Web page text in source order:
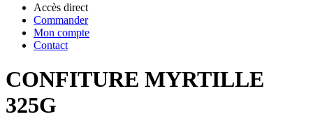
Accès direct
Commander
Mon compte
Contact
CONFITURE MYRTILLE
325G